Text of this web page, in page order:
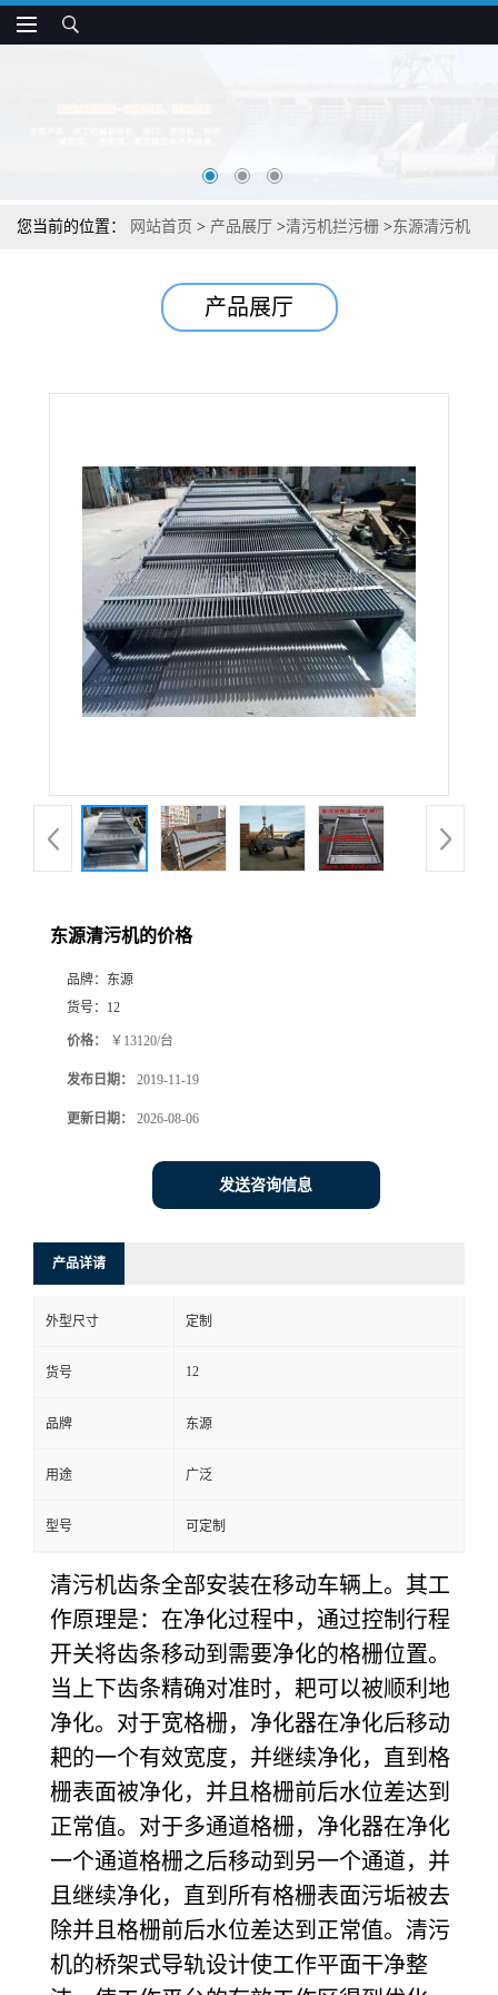
您当前的位置： 网站首页 > 产品展厅 >清污机拦污栅 >东源清污机
产品展厅
东源清污机的价格
品牌： 东源
货号： 12
价格： ￥13120/台
发布日期： 2019-11-19
更新日期： 2026-08-06
发送咨询信息
产品详请
外型尺寸 定制
货号 12
品牌 东源
用途 广泛
型号 可定制
清污机齿条全部安装在移动车辆上。其工
作原理是：在净化过程中，通过控制行程
开关将齿条移动到需要净化的格栅位置。
当上下齿条精确对准时，耙可以被顺利地
净化。对于宽格栅，净化器在净化后移动
耙的一个有效宽度，并继续净化，直到格
栅表面被净化，并且格栅前后水位差达到
正常值。对于多通道格栅，净化器在净化
一个通道格栅之后移动到另一个通道，并
且继续净化，直到所有格栅表面污垢被去
除并且格栅前后水位差达到正常值。清污
机的桥架式导轨设计使工作平面干净整